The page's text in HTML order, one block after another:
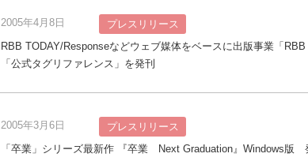
2005年4月8日
プレスリリース
RBB TODAY/Responseなどウェブ媒体をベースに出版事業「
「公式タグリファレンス」を発刊
2005年3月6日
プレスリリース
「卒業」シリーズ最新作 『卒業 Next Graduation』Windows版